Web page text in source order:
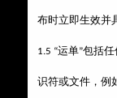
布时立即生效并
1.5 “运单”包括任
识符或文件，例